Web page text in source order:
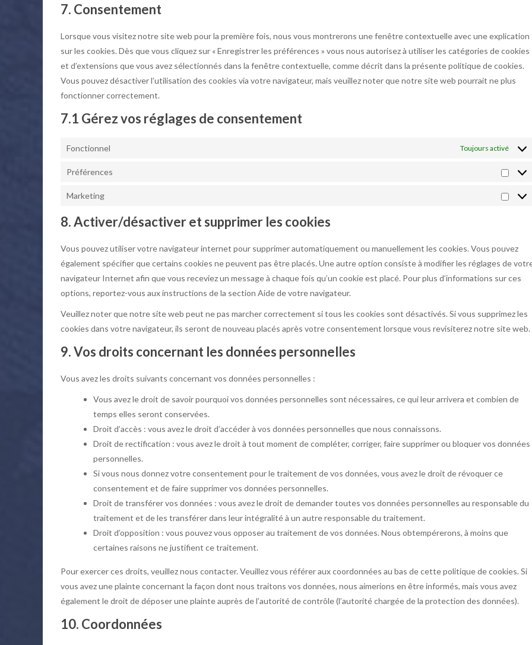
7. Consentement
Lorsque vous visitez notre site web pour la première fois, nous vous montrerons une fenêtre contextuelle avec une explication
sur les cookies. Dès que vous cliquez sur « Enregistrer les préférences » vous nous autorisez à utiliser les catégories de cookies
et d’extensions que vous avez sélectionnés dans la fenêtre contextuelle, comme décrit dans la présente politique de cookies.
Vous pouvez désactiver l’utilisation des cookies via votre navigateur, mais veuillez noter que notre site web pourrait ne plus
fonctionner correctement.
7.1 Gérez vos réglages de consentement
Fonctionnel Toujours activé
Préférences
Marketing
8. Activer/désactiver et supprimer les cookies
Vous pouvez utiliser votre navigateur internet pour supprimer automatiquement ou manuellement les cookies. Vous pouvez
également spécifier que certains cookies ne peuvent pas être placés. Une autre option consiste à modifier les réglages de
navigateur Internet afin que vous receviez un message à chaque fois qu’un cookie est placé. Pour plus d’informations sur ces
options, reportez-vous aux instructions de la section Aide de votre navigateur.
Veuillez noter que notre site web peut ne pas marcher correctement si tous les cookies sont désactivés. Si vous supprimez les
cookies dans votre navigateur, ils seront de nouveau placés après votre consentement lorsque vous revisiterez notre site web.
9. Vos droits concernant les données personnelles
Vous avez les droits suivants concernant vos données personnelles :
Vous avez le droit de savoir pourquoi vos données personnelles sont nécessaires, ce qui leur arrivera et combien de
temps elles seront conservées.
Droit d’accès : vous avez le droit d’accéder à vos données personnelles que nous connaissons.
Droit de rectification : vous avez le droit à tout moment de compléter, corriger, faire supprimer ou bloquer vos données
personnelles.
Si vous nous donnez votre consentement pour le traitement de vos données, vous avez le droit de révoquer ce
consentement et de faire supprimer vos données personnelles.
Droit de transférer vos données : vous avez le droit de demander toutes vos données personnelles au responsable du
traitement et de les transférer dans leur intégralité à un autre responsable du traitement.
Droit d’opposition : vous pouvez vous opposer au traitement de vos données. Nous obtempérerons, à moins que
certaines raisons ne justifient ce traitement.
Pour exercer ces droits, veuillez nous contacter. Veuillez vous référer aux coordonnées au bas de cette politique de cookies. Si
vous avez une plainte concernant la façon dont nous traitons vos données, nous aimerions en être informés, mais vous avez
également le droit de déposer une plainte auprès de l’autorité de contrôle (l’autorité chargée de la protection des données).
10. Coordonnées